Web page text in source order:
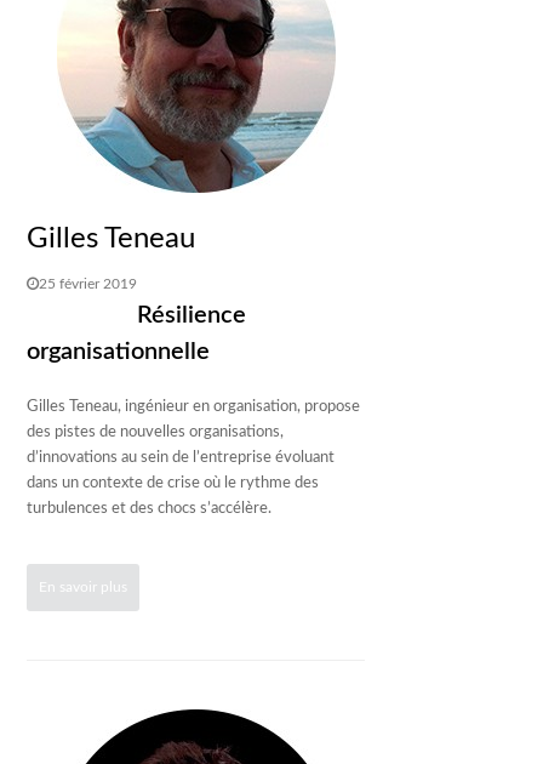
Gilles Teneau
25 février 2019
Résilience
organisationnelle
Gilles Teneau, ingénieur en organisation, propose
des pistes de nouvelles organisations,
d’innovations au sein de l’entreprise évoluant
dans un contexte de crise où le rythme des
turbulences et des chocs s’accélère.
En savoir plus